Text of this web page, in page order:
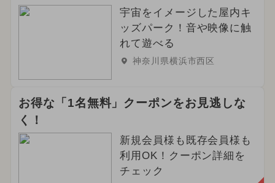
宇宙をイメージした屋内キ
ッズパーク！音や映像に触
れて遊べる
神奈川県横浜市西区
お得な「1名無料」クーポンをお見逃しな
く！
新規会員様も既存会員様も
利用OK！クーポン詳細を
チェック